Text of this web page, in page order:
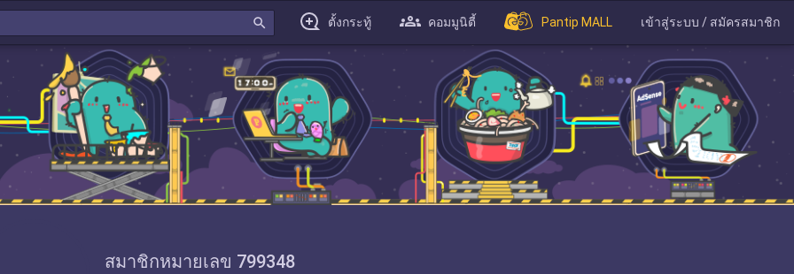
search ตั้งกระทู้ คอมมูนิตี้ Pantip MALL เข้าสู่ระบบ / สมัครสมาชิก
สมาชิกหมายเลข 799348